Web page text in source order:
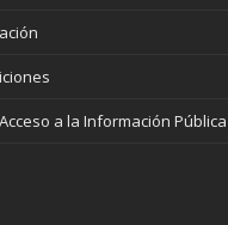
a la Información Pública